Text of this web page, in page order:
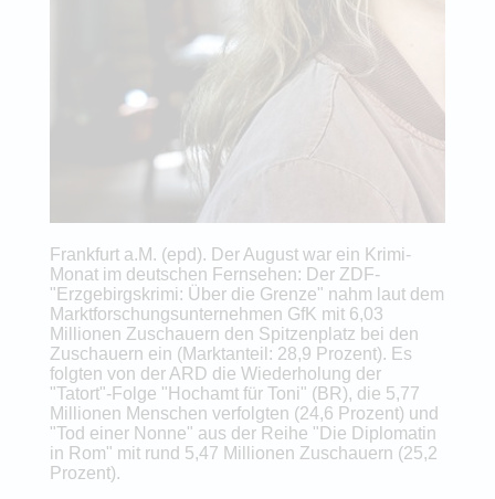
Frankfurt a.M. (epd). Der August war ein Krimi-
Monat im deutschen Fernsehen: Der ZDF-
"Erzgebirgskrimi: Über die Grenze" nahm laut dem
Marktforschungsunternehmen GfK mit 6,03
Millionen Zuschauern den Spitzenplatz bei den
Zuschauern ein (Marktanteil: 28,9 Prozent). Es
folgten von der ARD die Wiederholung der
"Tatort"-Folge "Hochamt für Toni" (BR), die 5,77
Millionen Menschen verfolgten (24,6 Prozent) und
"Tod einer Nonne" aus der Reihe "Die Diplomatin
in Rom" mit rund 5,47 Millionen Zuschauern (25,2
Prozent).